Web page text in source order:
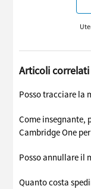
Articoli correlati
Posso tracciare la
Come insegnante,
Cambridge One
Posso annullare il
Quanto costa